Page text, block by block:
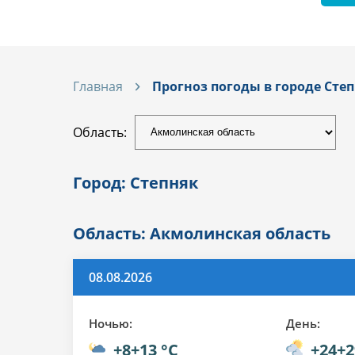
Главная Прогноз погоды в городе
Область:
Город: Степняк
Область: Акмолинская область
08.08.2026
Ночью:
+8+13 °C
День: